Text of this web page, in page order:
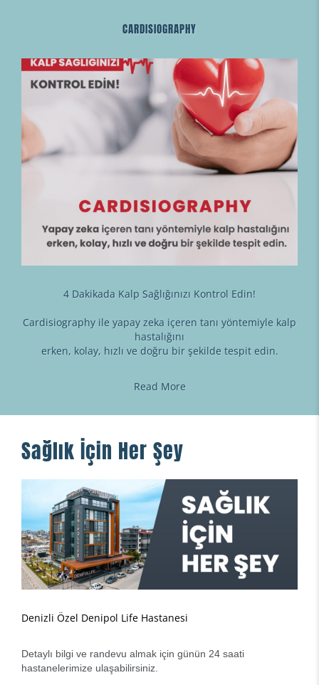
CARDISIOGRAPHY
4 Dakikada Kalp Sağlığınızı Kontrol Edin!
Cardisiography ile yapay zeka içeren tanı yöntemiyle kalp
hastalığını
erken, kolay, hızlı ve doğru bir şekilde tespit edin.
Read More
Sağlık İçin Her Şey
Denizli Özel Denipol Life Hastanesi
Detaylı bilgi ve randevu almak için günün 24 saati
hastanelerimize ulaşabilirsiniz.